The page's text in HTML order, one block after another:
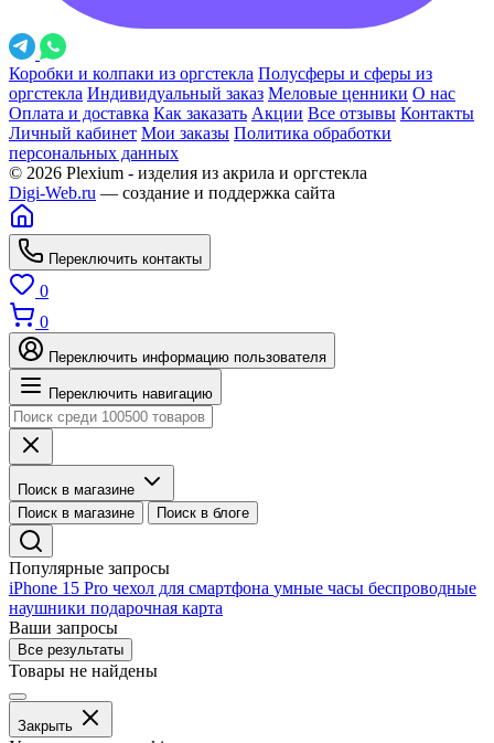
Коробки и колпаки из оргстекла Полусферы и сферы из
оргстекла Индивидуальный заказ Меловые ценники О нас
Оплата и доставка Как заказать Акции Все отзывы Контакты
Личный кабинет Мои заказы Политика обработки
персональных данных
© 2026 Plexium - изделия из акрила и оргстекла
Digi-Web.ru — создание и поддержка сайта
Переключить контакты
0
0
Переключить информацию пользователя
Переключить навигацию
Поиск в магазине
Поиск в магазине
Поиск в блоге
Популярные запросы
iPhone 15 Pro чехол для смартфона умные часы беспроводные
наушники подарочная карта
Ваши запросы
Все результаты
Товары не найдены
Закрыть